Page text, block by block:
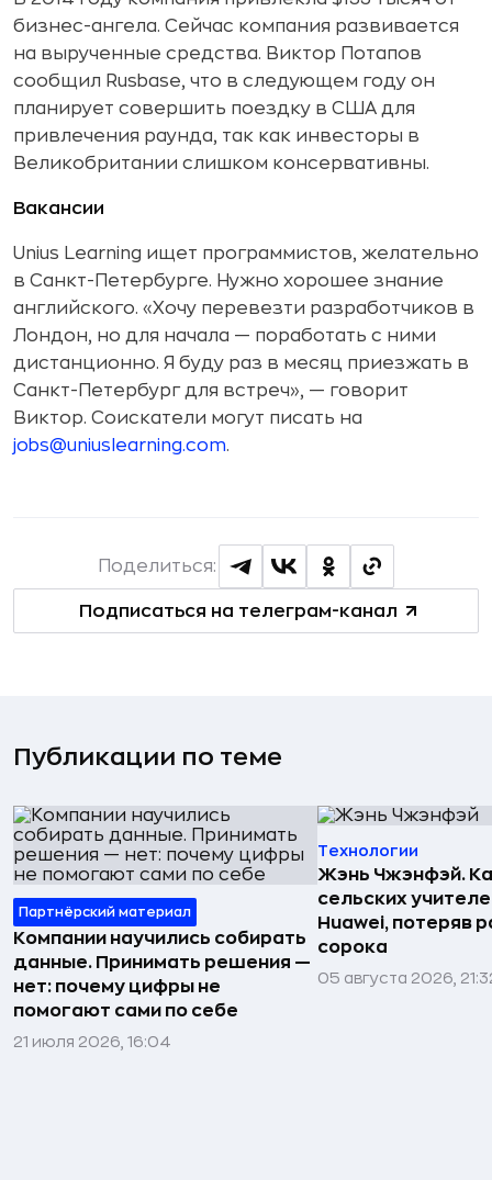
бизнес-ангела. Сейчас компания развивается
на вырученные средства. Виктор Потапов
сообщил Rusbase, что в следующем году он
планирует совершить поездку в США для
привлечения раунда, так как инвесторы в
Великобритании слишком консервативны.
Вакансии
Unius Learning ищет программистов, желательно
в Санкт-Петербурге. Нужно хорошее знание
английского. «Хочу перевезти разработчиков в
Лондон, но для начала — поработать с ними
дистанционно. Я буду раз в месяц приезжать в
Санкт-Петербург для встреч», — говорит
Виктор. Соискатели могут писать на
jobs@uniuslearning.com.
Подписаться на телеграм-канал
Поделиться:
Публикации по теме
Партнёрский материал
Компании научились собирать
данные. Принимать решения —
нет: почему цифры не
помогают сами по себе
21 июля 2026, 16:04
Технологии
Жэнь Чжэнфэй.
сельских
Huawei, потеряв
сорока
05 августа 2026,